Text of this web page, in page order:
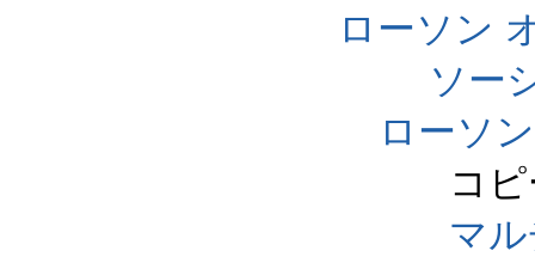
ローソン
ソー
ローソ
コ
マ